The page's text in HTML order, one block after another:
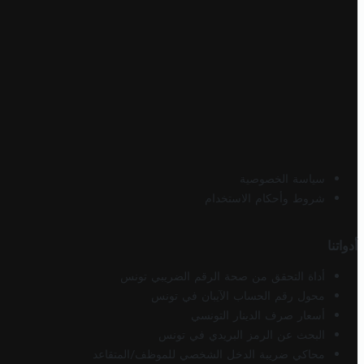
سياسة الخصوصية
شروط وأحكام الاستخدام
أدواتنا
أداة التحقق من صحة الرقم الضريبي تونس
محول رقم الحساب الآيبان في تونس
أسعار صرف الدينار التونسي
البحث عن الرمز البريدي في تونس
محاكي ضريبة الدخل الشخصي للموظف/المتقاعد